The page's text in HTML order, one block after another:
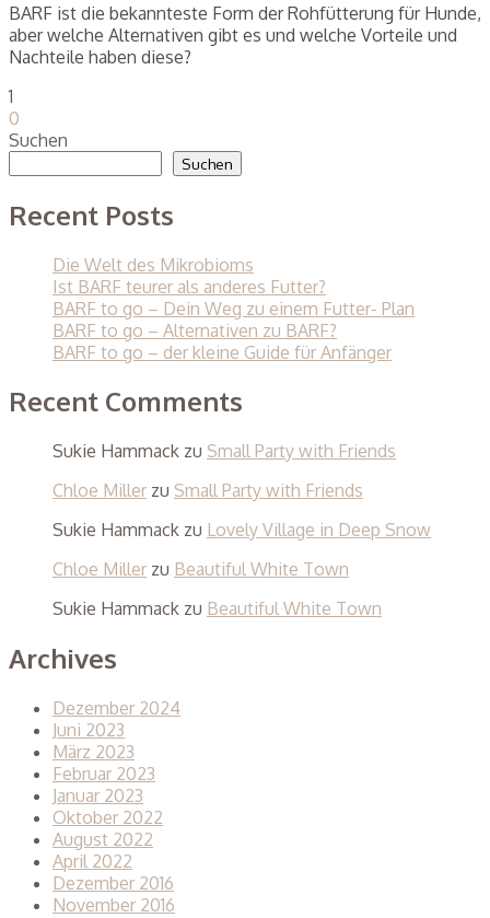
BARF ist die bekannteste Form der Rohfütterung für Hunde,
aber welche Alternativen gibt es und welche Vorteile und
Nachteile haben diese?
1
0
Suchen
Suchen
Recent Posts
Die Welt des Mikrobioms
Ist BARF teurer als anderes Futter?
BARF to go – Dein Weg zu einem Futter- Plan
BARF to go – Alternativen zu BARF?
BARF to go – der kleine Guide für Anfänger
Recent Comments
Sukie Hammack zu Small Party with Friends
Chloe Miller zu Small Party with Friends
Sukie Hammack zu Lovely Village in Deep Snow
Chloe Miller zu Beautiful White Town
Sukie Hammack zu Beautiful White Town
Archives
Dezember 2024
Juni 2023
März 2023
Februar 2023
Januar 2023
Oktober 2022
August 2022
April 2022
Dezember 2016
November 2016